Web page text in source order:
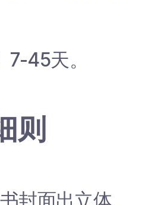
45天。
则
封面出立体